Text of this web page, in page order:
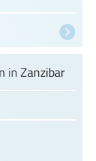
in Zanzibar